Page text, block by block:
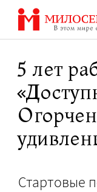
Перейти
содержанию
5 лет
Стартовые